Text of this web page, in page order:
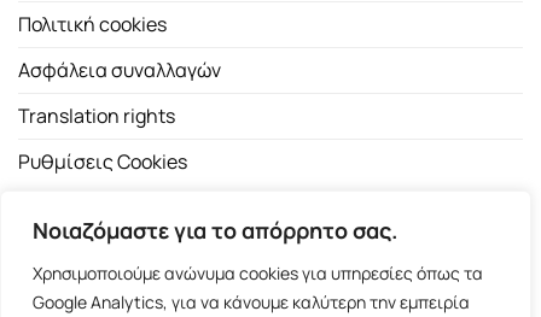
Νοιαζόμαστε για το απόρρητο σας.
Χρησιμοποιούμε ανώνυμα cookies για υπηρεσίες όπως τα
Google Analytics, για να κάνουμε καλύτερη την εμπειρία
Πολιτική cookies
Ασφάλεια συναλλαγών
Translation rights
Ρυθμίσεις Cookies